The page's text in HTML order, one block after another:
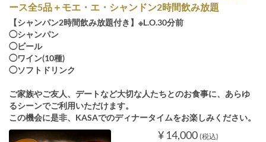
ース全5品＋モエ・エ・シャンドン2時間飲み放題
【シャンパン2時間飲み放題付き】※L.O.30分前
◯シャンパン
◯ビール
◯ワイン(10種)
◯ソフトドリンク
ご家族やご友人、デートなど大切な人たちとのお食事に、あらゆ
るシーンでご利用いただけます。
この機会に是非、KASAでのディナータイムをお楽しみください。
¥ 14,000 (税込)